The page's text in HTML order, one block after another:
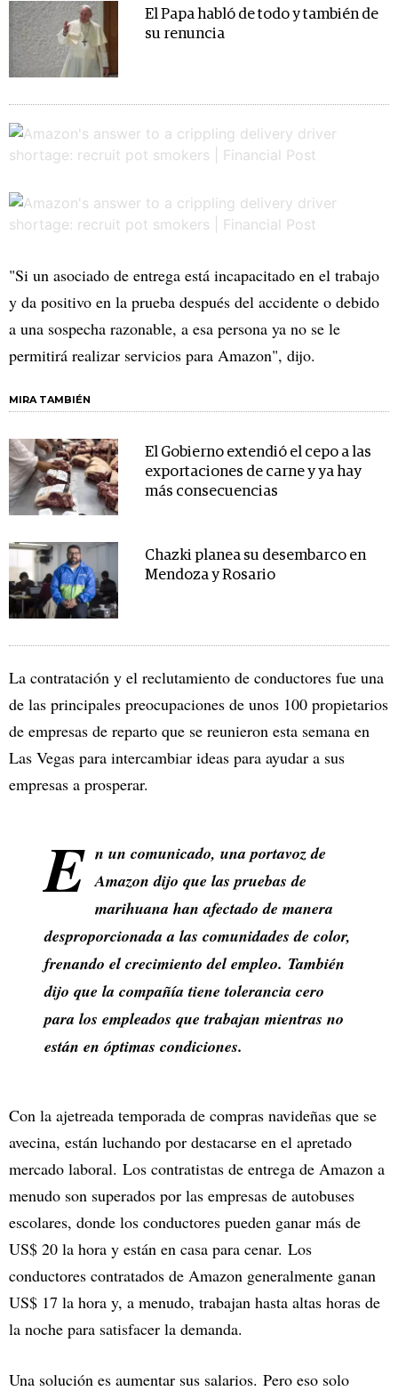
El Papa habló de todo y también de
su renuncia
"Si un asociado de entrega está incapacitado en el trabajo
y da positivo en la prueba después del accidente o debido
a una sospecha razonable, a esa persona ya no se le
permitirá realizar servicios para Amazon", dijo.
MIRA TAMBIÉN
El Gobierno extendió el cepo a las
exportaciones de carne y ya hay
más consecuencias
Chazki planea su desembarco en
Mendoza y Rosario
La contratación y el reclutamiento de conductores fue una
de las principales preocupaciones de unos 100 propietarios
de empresas de reparto que se reunieron esta semana en
Las Vegas para intercambiar ideas para ayudar a sus
empresas a prosperar.
E n un comunicado, una portavoz de
Amazon dijo que las pruebas de
marihuana han afectado de manera
desproporcionada a las comunidades de color,
frenando el crecimiento del empleo. También
dijo que la compañía tiene tolerancia cero
para los empleados que trabajan mientras no
están en óptimas condiciones.
Con la ajetreada temporada de compras navideñas que se
avecina, están luchando por destacarse en el apretado
mercado laboral. Los contratistas de entrega de Amazon a
menudo son superados por las empresas de autobuses
escolares, donde los conductores pueden ganar más de
US$ 20 la hora y están en casa para cenar. Los
conductores contratados de Amazon generalmente ganan
US$ 17 la hora y, a menudo, trabajan hasta altas horas de
la noche para satisfacer la demanda.
Una solución es aumentar sus salarios. Pero eso solo